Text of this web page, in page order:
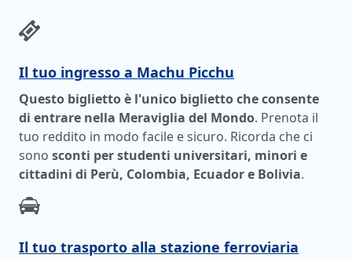
Il tuo ingresso a Machu Picchu
Questo biglietto è l'unico biglietto che consente
di entrare nella Meraviglia del Mondo. Prenota il
tuo reddito in modo facile e sicuro. Ricorda che ci
sono sconti per studenti universitari, minori e
cittadini di Perù, Colombia, Ecuador e Bolivia.
Il tuo trasporto alla stazione ferroviaria